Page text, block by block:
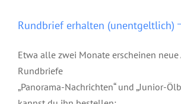
Rundbrief erhalten (unentgeltlich)
Etwa alle zwei Monate erscheinen neue
Rundbriefe
„Panorama-Nachrichten“ und „Junior-